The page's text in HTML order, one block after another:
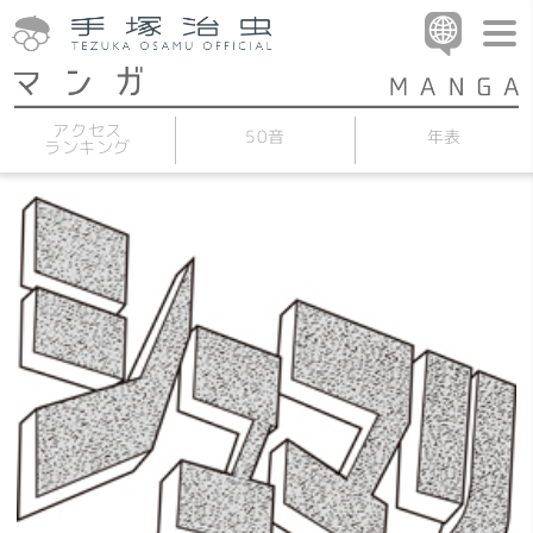
アクセス
ランキング 50音 年表